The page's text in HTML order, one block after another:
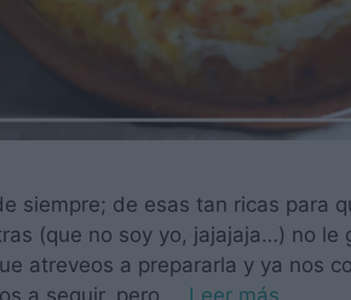
siempre; de esas tan ricas para
(que no soy yo, jajajaja…) no le
atreveos a prepararla y ya nos
a seguir, pero … Leer más